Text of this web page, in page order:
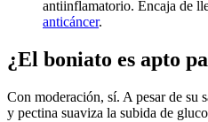
antiinflamatorio. Encaja de
anticáncer.
¿El boniato es apto
Con moderación, sí. A pesar de su
y pectina suaviza la subida de